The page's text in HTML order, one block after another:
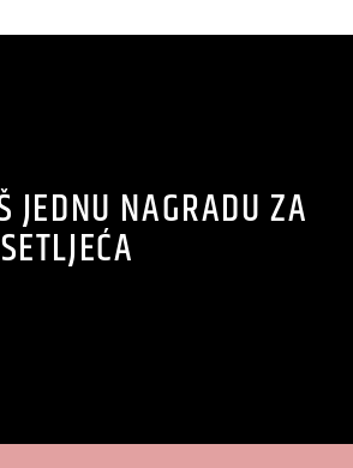
JEDNU NAGRADU ZA